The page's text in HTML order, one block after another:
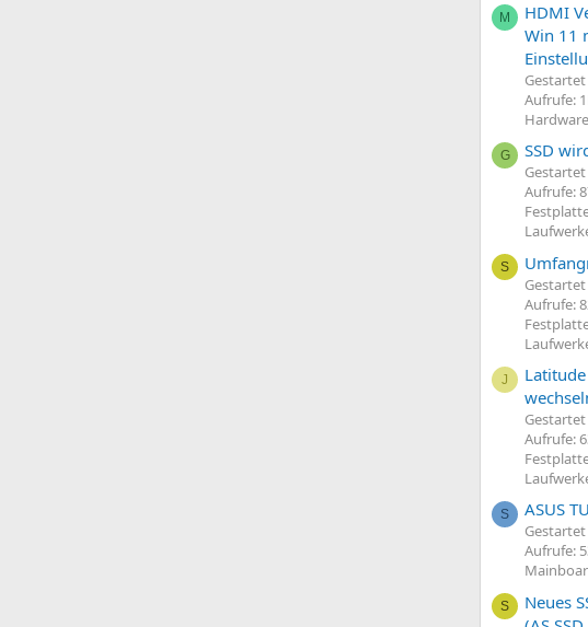
M
HDMI
Win 11
Aufrufe:
G SSD
Aufrufe:
S
Aufrufe:
J
Aufrufe:
S ASUS
Aufrufe:
S
Neues